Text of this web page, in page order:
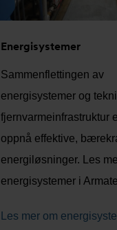
Energisystemer
Sammenflettingen av
energisystemer og
fjernvarmeinfrastruktur
oppnå effektive,
energiløsninger. Les
energisystemer i
Les mer om